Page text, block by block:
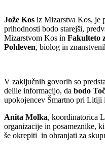
Jože Kos iz Mizarstva Kos, je
prihodnosti bodo starejši,
Mizarstvom Kos in Fakulteto
Pohleven, biolog in
V zaključnih govorih so
delile informacijo, da bodo
upokojencev Šmartno pri Litiji
Anita Molka, koordinatorica
organizacije in posameznike,
še okrepiti in ohranjati za